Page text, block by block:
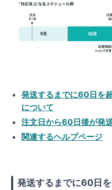
発送するまでに60日を
について
注文日から60日後が発
関連するヘルプページ
発送するまでに60日